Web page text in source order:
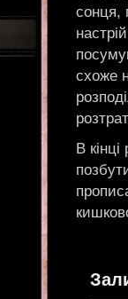
сонця,
схоже
В